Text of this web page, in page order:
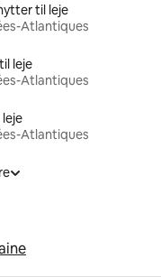
til leje
Atlantiques
leje
Atlantiques
Atlantiques